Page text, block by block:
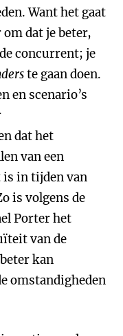
Want het gaat
dat je beter,
concurrent; je
te gaan doen.
en scenario’s
dat het
van een
is in tijden van
is volgens de
Porter het
van de
kan
omstandigheden